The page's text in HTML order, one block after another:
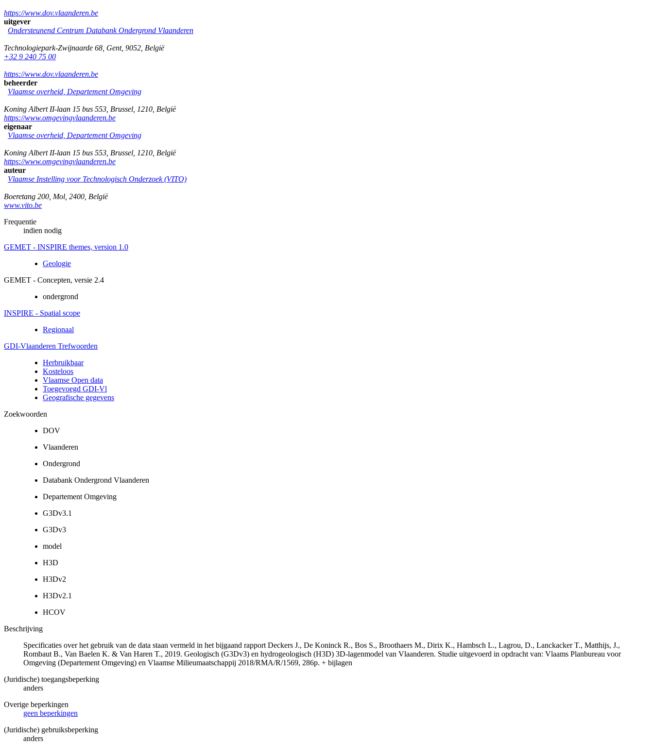
https://www.dov.vlaanderen.be
uitgever
Ondersteunend Centrum Databank Ondergrond Vlaanderen
Technologiepark-Zwijnaarde 68 Gent, 9052 België
+32 9 240 75 00
https://www.dov.vlaanderen.be
beheerder
Vlaamse overheid, Departement Omgeving
Koning Albert II-laan 15 bus 553 Brussel 1210 België
https://www.omgevingvlaanderen.be
eigenaar
Vlaamse overheid, Departement Omgeving
Koning Albert II-laan 15 bus 553 Brussel 1210 België
https://www.omgevingvlaanderen.be
auteur
Vlaamse Instelling voor Technologisch Onderzoek (VITO)
Boeretang 200 Mol 2400 België
www.vito.be
Frequentie
indien nodig
GEMET - INSPIRE themes, version 1.0
Geologie
GEMET - Concepten, versie 2.4
ondergrond
INSPIRE - Spatial scope
Regionaal
GDI-Vlaanderen Trefwoorden
Herbruikbaar
Kosteloos
Vlaamse Open data
Toegevoegd GDI-Vl
Geografische gegevens
Zoekwoorden
DOV
Vlaanderen
Ondergrond
Databank Ondergrond Vlaanderen
Departement Omgeving
G3Dv3.1
G3Dv3
model
H3D
H3Dv2
H3Dv2.1
HCOV
Beschrijving
Specificaties over het gebruik van de data staan vermeld in het bijgaand rapport Deckers J., De Koninck R., Bos S., Broothaers M., Dirix K., Hambsch L., Lagrou, D., Lanckacker T., Matthijs, J.,
Rombaut B., Van Baelen K. & Van Haren T., 2019. Geologisch (G3Dv3) en hydrogeologisch (H3D) 3D-lagenmodel van Vlaanderen. Studie uitgevoerd in opdracht van: Vlaams Planbureau voor
Omgeving (Departement Omgeving) en Vlaamse Milieumaatschappij 2018/RMA/R/1569, 286p. + bijlagen
(Juridische) toegangsbeperking
anders
Overige beperkingen
geen beperkingen
(Juridische) gebruiksbeperking
anders